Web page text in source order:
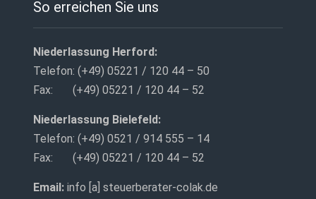
So erreichen Sie uns
Niederlassung Herford:
Telefon: (+49) 05221 / 120 44 – 50
Fax: (+49) 05221 / 120 44 – 52
Niederlassung Bielefeld:
Telefon: (+49) 0521 / 914 555 – 14
Fax: (+49) 05221 / 120 44 – 52
Email:info [a] steuerberater-colak.de